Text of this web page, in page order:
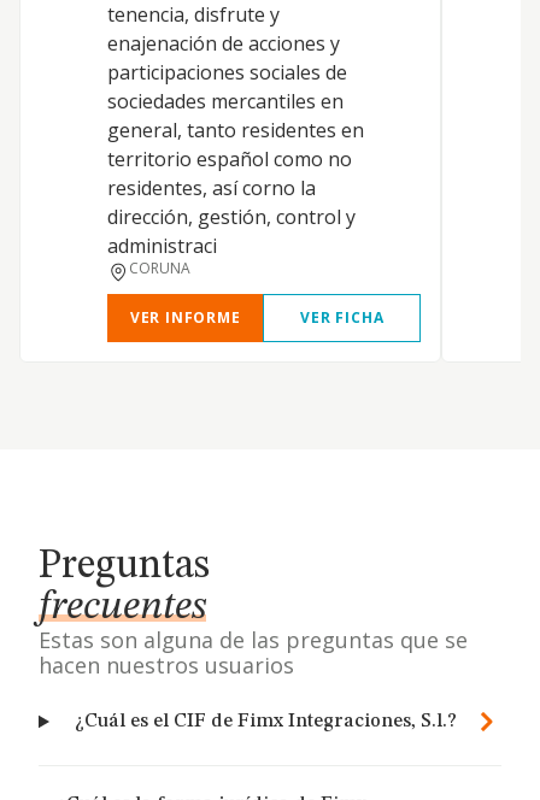
tenencia, disfrute y
enajenación de acciones y
participaciones sociales de
sociedades mercantiles en
general, tanto residentes en
territorio español como no
residentes, así corno la
dirección, gestión, control y
administraci
CORUNA
VER INFORME VER FICHA
Preguntas
frecuentes
Estas son alguna de las preguntas que se
hacen nuestros usuarios
¿Cuál es el CIF de Fimx Integraciones, S.l.?